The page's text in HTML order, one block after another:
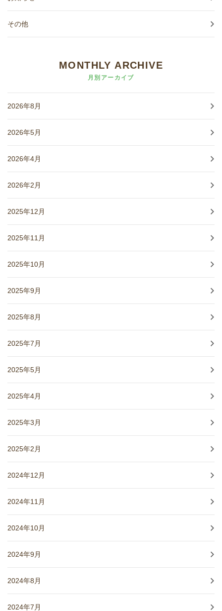
その他
MONTHLY ARCHIVE
月別アーカイブ
2026年8月
2026年5月
2026年4月
2026年2月
2025年12月
2025年11月
2025年10月
2025年9月
2025年8月
2025年7月
2025年5月
2025年4月
2025年3月
2025年2月
2024年12月
2024年11月
2024年10月
2024年9月
2024年8月
2024年7月